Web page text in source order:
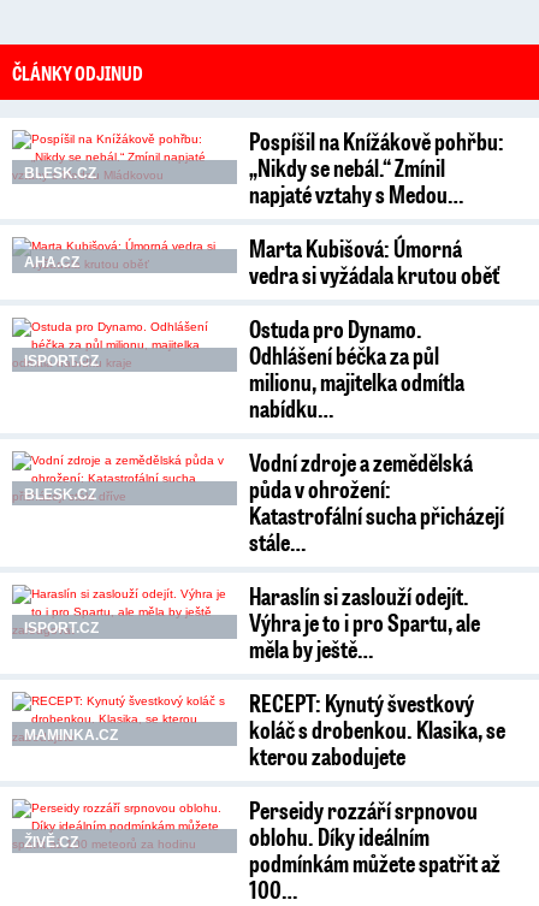
ČLÁNKY ODJINUD
BLESK.CZ
Pospíšil na Knížákově pohřbu:
„Nikdy se nebál.“ Zmínil
napjaté vztahy s Medou…
AHA.CZ
Marta Kubišová: Úmorná
vedra si vyžádala krutou oběť
ISPORT.CZ
Ostuda pro Dynamo.
Odhlášení béčka za půl
milionu, majitelka odmítla
nabídku…
BLESK.CZ
Vodní zdroje a zemědělská
půda v ohrožení:
Katastrofální sucha přicházejí
stále…
ISPORT.CZ
Haraslín si zaslouží odejít.
Výhra je to i pro Spartu, ale
měla by ještě…
MAMINKA.CZ
RECEPT: Kynutý švestkový
koláč s drobenkou. Klasika, se
kterou zabodujete
ŽIVĚ.CZ
Perseidy rozzáří srpnovou
oblohu. Díky ideálním
podmínkám můžete spatřit až
100…